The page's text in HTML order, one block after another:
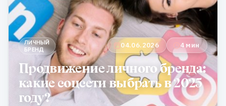
ЛИЧНЫЙ
БРЕНД
04.06.2026 4 мин
Продвижение личного бренда:
какие соцсети выбрать в 2025
году?